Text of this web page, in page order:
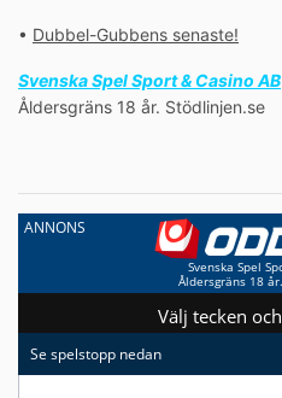
• Dubbel-Gubbens senaste!
Svenska Spel Sport & Casino AB
Åldersgräns 18 år. Stödlinjen.se